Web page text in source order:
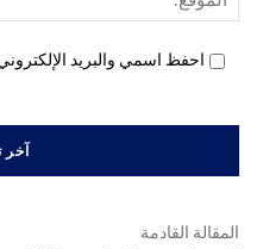
احفظ اسمي والبريد
المقالة القادمة